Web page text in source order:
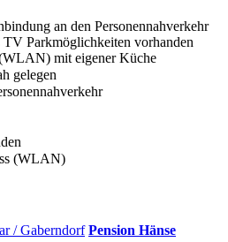
an den Personennahverkehr
TV Parkmöglichkeiten vorhanden
(WLAN) mit eigener Küche
gelegen
(WLAN)
Pension Hänse